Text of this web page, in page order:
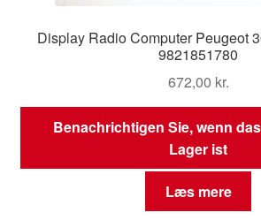
Display Radio Computer Peugeot
9821851780
672,00 kr.
Benachrichtigen Sie, wenn
Lager ist
Læs mere